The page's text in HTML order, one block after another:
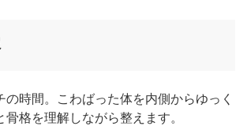
の時間。こわばった体を内側からゆっく
骨格を理解しながら整えます。